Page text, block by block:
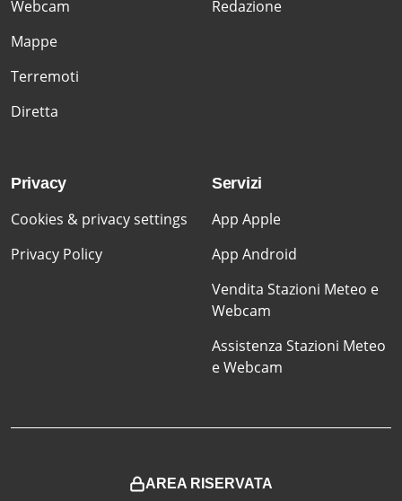
Webcam
Mappe
Terremoti
Diretta
Redazione
Privacy
Cookies & privacy settings
Privacy Policy
Servizi
App Apple
App Android
Vendita Stazioni Meteo e
Webcam
Assistenza Stazioni Meteo
e Webcam
AREA RISERVATA